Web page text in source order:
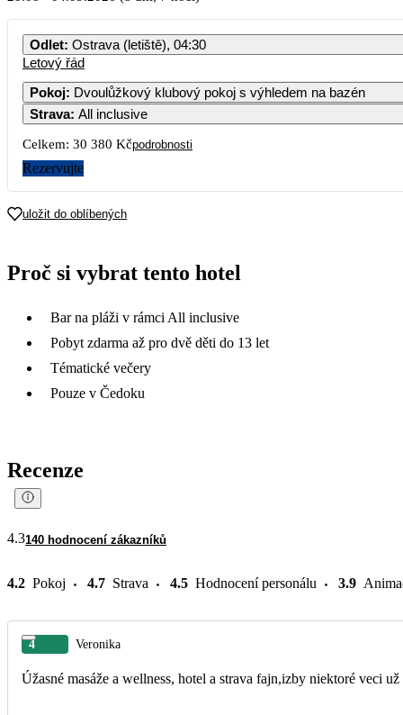
Odlet: Ostrava (letiště), 04:30
Letový řád
Pokoj: Dvoulůžkový klubový pokoj s výhledem na bazén
Strava: All inclusive
Celkem: 30 380 Kčpodrobnosti
Rezervujte
uložit do oblíbených
Proč si vybrat tento hotel
Bar na pláži v rámci All inclusive
Pobyt zdarma až pro dvě děti do 13 let
Tématické večery
Pouze v Čedoku
Recenze
4.3140 hodnocení zákazníků
4.2 Pokoj 4.7 Strava 4.5 Hodnocení personálu 3.9
4 Veronika
Úžasné masáže a wellness, hotel a strava fajn,izby niektoré veci